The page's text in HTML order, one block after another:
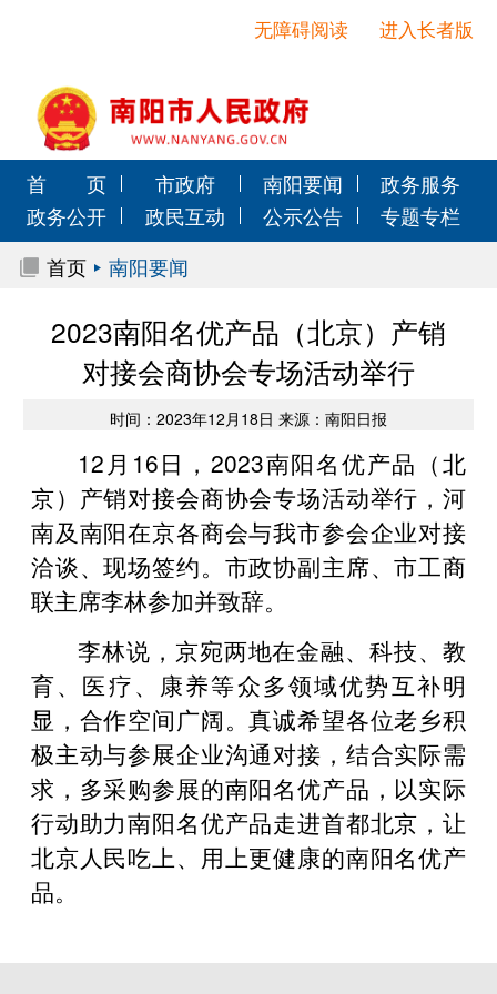
进入长者版
无障碍阅读
首 页 市政府 南阳要闻
政务服务
政务公开
政民互动 公示公告
专题专栏
首页
南阳要闻
2023南阳名优产品（北京）产销
对接会商协会专场活动举行
时间：2023年12月18日 来源：南阳日报
12月16日，2023南阳名优产品（北
京）产销对接会商协会专场活动举行，河
南及南阳在京各商会与我市参会企业对接
洽谈、现场签约。市政协副主席、市工商
联主席李林参加并致辞。
李林说，京宛两地在金融、科技、教
育、医疗、康养等众多领域优势互补明
显，合作空间广阔。真诚希望各位老乡积
极主动与参展企业沟通对接，结合实际需
求，多采购参展的南阳名优产品，以实际
行动助力南阳名优产品走进首都北京，让
北京人民吃上、用上更健康的南阳名优产
品。